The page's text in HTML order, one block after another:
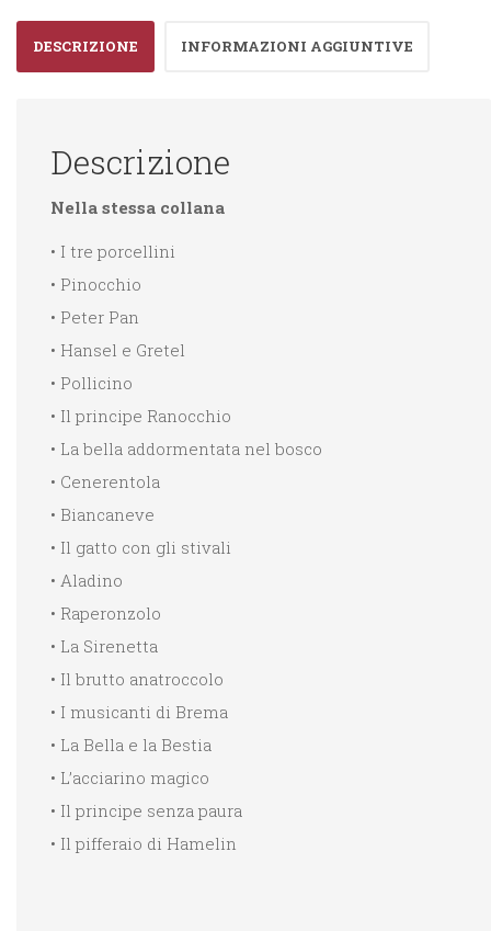
quantità
DESCRIZIONE INFORMAZIONI AGGIUNTIVE
Descrizione
Nella stessa collana
• I tre porcellini
• Pinocchio
• Peter Pan
• Hansel e Gretel
• Pollicino
• Il principe Ranocchio
• La bella addormentata nel bosco
• Cenerentola
• Biancaneve
• Il gatto con gli stivali
• Aladino
• Raperonzolo
• La Sirenetta
• Il brutto anatroccolo
• I musicanti di Brema
• La Bella e la Bestia
• L’acciarino magico
• Il principe senza paura
• Il pifferaio di Hamelin